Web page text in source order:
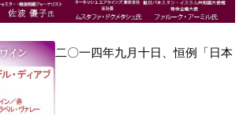
二〇一四年九月十日、恒例「日本